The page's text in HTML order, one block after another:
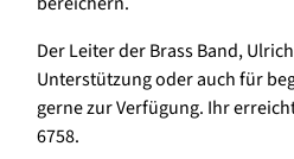
Der Leiter der Brass Band,
Unterstützung oder auch für
gerne zur Verfügung. Ihr
6758.